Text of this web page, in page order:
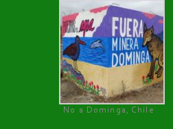
No a Dominga, Chile